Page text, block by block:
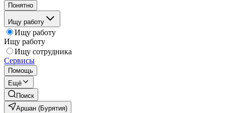
Понятно
Ищу работу
Ищу работу
Ищу работу
Ищу сотрудника
Сервисы
Помощь
Ещё
Поиск
Аршан (Бурятия)